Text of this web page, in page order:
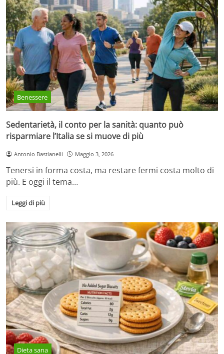
Benessere
Sedentarietà, il conto per la sanità: quanto può
risparmiare l’Italia se si muove di più
Antonio Bastianelli Maggio 3, 2026
Tenersi in forma costa, ma restare fermi costa molto di
più. E oggi il tema…
Leggi di più
Dieta sana